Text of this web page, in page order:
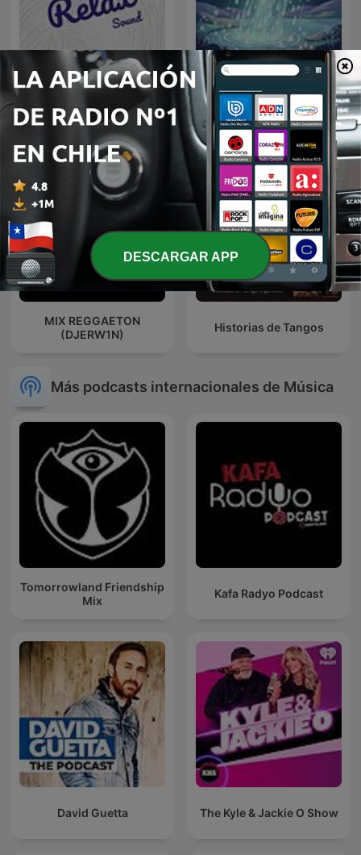
Relax Sound
Sonido de Lluvia, Lluvia
Relajante, Lluvia Suave,
Lluvia Nocturna,
Descanso Con Lluvia
MIX REGGAETON
(DJERW1N)
Historias de Tangos
Más podcasts internacionales de Música
Tomorrowland Friendship
Mix
Kafa Radyo Podcast
David Guetta The Kyle & Jackie O Show
DESCARGAR APP